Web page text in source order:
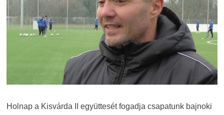
Holnap a Kisvárda II együttesét fogadja csapatunk bajnoki